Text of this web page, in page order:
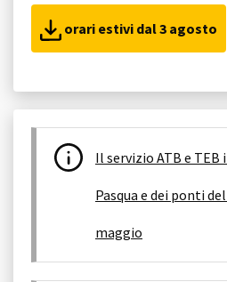
orari estivi dal 3 agosto
Il servizio ATB e TEB
Pasqua e dei ponti
maggio